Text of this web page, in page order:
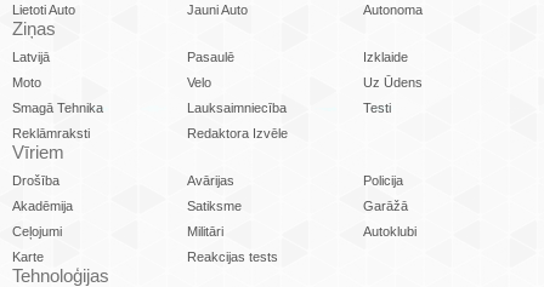
Lietoti Auto Jauni Auto Autonoma
Ziņas
Latvijā Pasaulē
Izklaide
Moto
Velo
Uz Ūdens
Smagā Tehnika
Lauksaimniecība
Testi
Reklāmraksti
Redaktora Izvēle
Vīriem
Drošība Avārijas
Policija
Akadēmija
Satiksme
Garāžā
Ceļojumi
Militāri
Autoklubi
Karte
Reakcijas tests
Tehnoloģijas